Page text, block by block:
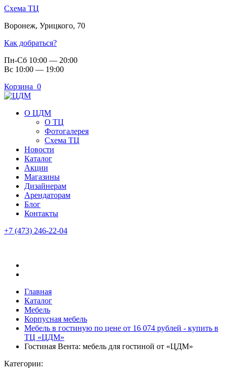
Схема ТЦ
Воронеж, Урицкого, 70
Как добраться?
Пн-Сб 10:00 — 20:00
Вс 10:00 — 19:00
Корзина 0
О ЦДМ
О ТЦ
Фотогалерея
Схема ТЦ
Новости
Каталог
Акции
Магазины
Дизайнерам
Арендаторам
Блог
Контакты
+7 (473) 246-22-04
Главная
Каталог
Мебель
Корпусная мебель
Мебель в гостиную по цене от 16 074 рублей - купить в
ТЦ «ЦДМ»
Гостиная Вента: мебель для гостиной от «ЦДМ»
Категории: